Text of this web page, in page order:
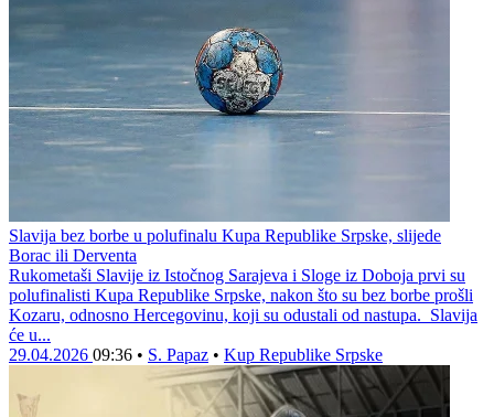
Slavija bez borbe u polufinalu Kupa Republike Srpske, slijede
Borac ili Derventa
Rukometaši Slavije iz Istočnog Sarajeva i Sloge iz Doboja prvi su
polufinalisti Kupa Republike Srpske, nakon što su bez borbe prošli
Kozaru, odnosno Hercegovinu, koji su odustali od nastupa. Slavija
će u...
29.04.2026 09:36 • S. Papaz • Kup Republike Srpske